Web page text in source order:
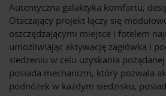
Autentyczna galaktyka komfortu,
Otaczający projekt łączy się
oszczędzającymi miejsce i fotelem
umożliwiając aktywację zagłówka i
siedzeniu w celu uzyskania
posiada mechanizm, który pozwala
podnóżek w każdym siedzisku,